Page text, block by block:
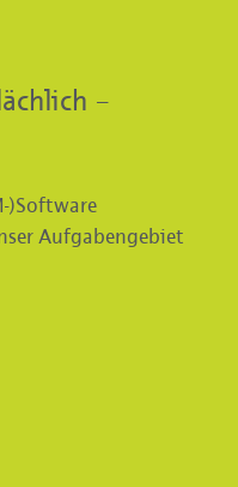
–
)Software
Aufgabengebiet